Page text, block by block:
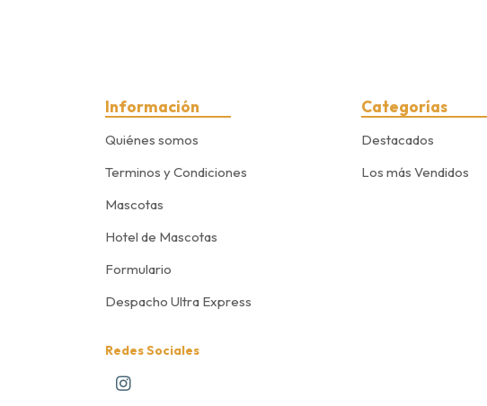
Información
Quiénes somos
Terminos y Condiciones
Mascotas
Hotel de Mascotas
Formulario
Despacho Ultra Express
Categorías
Destacados
Los más Vendidos
Redes Sociales